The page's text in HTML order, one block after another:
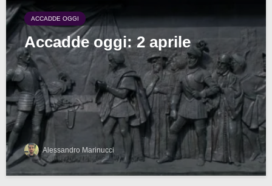
ACCADDE OGGI
Accadde oggi: 2 aprile
Alessandro Marinucci